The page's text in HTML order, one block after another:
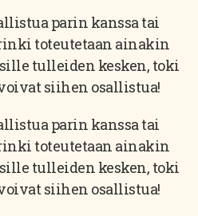
parin kanssa tai
toteutetaan ainakin
tulleiden kesken, toki
siihen osallistua!
parin kanssa tai
toteutetaan ainakin
tulleiden kesken, toki
siihen osallistua!